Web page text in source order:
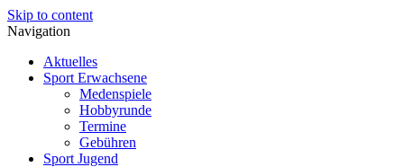
Skip to content
Navigation
Aktuelles
Sport Erwachsene
Medenspiele
Hobbyrunde
Termine
Gebühren
Sport Jugend